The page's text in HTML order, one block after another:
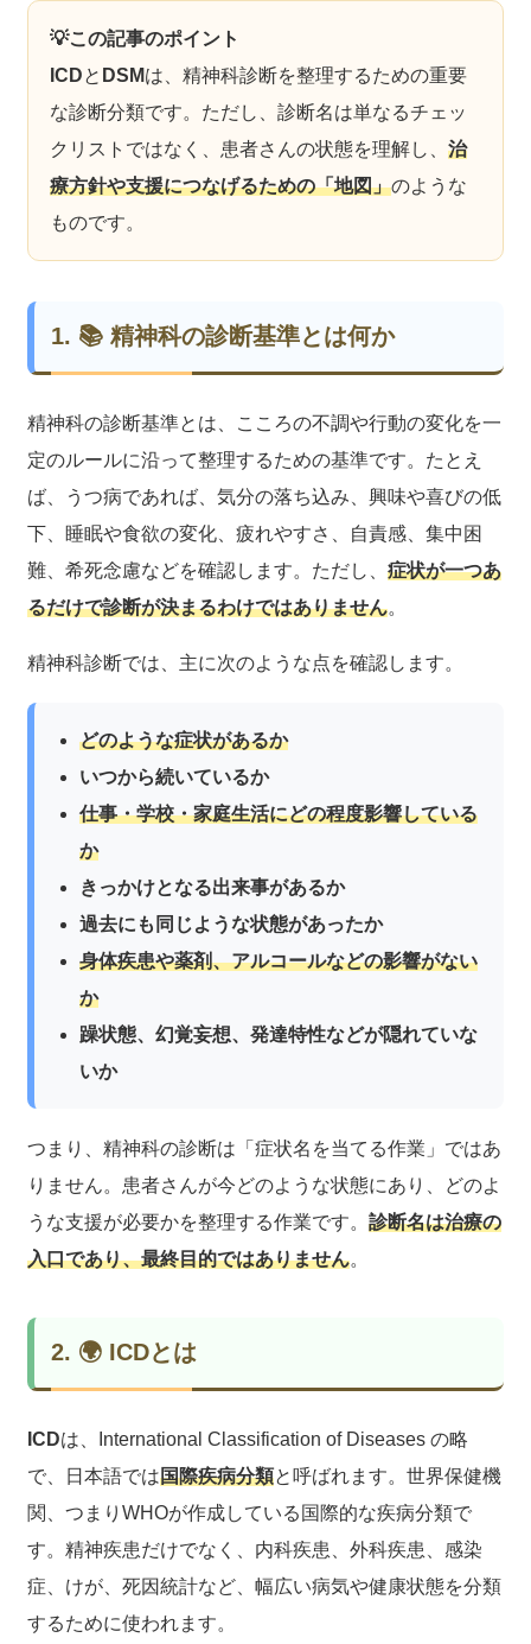
💡この記事のポイント
ICDと DSMは、精神科診断を整理するための重要
な診断分類です。ただし、診断名は単なるチェッ
クリストではなく、患者さんの状態を理解し、治
療方針や支援につなげるための「地図」のような
ものです。
1. 📚 精神科の診断基準とは何か
精神科の診断基準とは、こころの不調や行動の変化を一
定のルールに沿って整理するための基準です。たとえ
ば、うつ病であれば、気分の落ち込み、興味や喜びの低
下、睡眠や食欲の変化、疲れやすさ、自責感、集中困
難、希死念慮などを確認します。ただし、症状が一つあ
るだけで診断が決まるわけではありません。
精神科診断では、主に次のような点を確認します。
どのような症状があるか
いつから続いているか
仕事・学校・家庭生活にどの程度影響している
か
きっかけとなる出来事があるか
過去にも同じような状態があったか
身体疾患や薬剤、アルコールなどの影響がない
か
躁状態、幻覚妄想、発達特性などが隠れていな
いか
つまり、精神科の診断は「症状名を当てる作業」ではあ
りません。患者さんが今どのような状態にあり、どのよ
うな支援が必要かを整理する作業です。診断名は治療の
入口であり、最終目的ではありません。
2. 🌍 ICDとは
ICDは、International Classification of Diseases の略
で、日本語では国際疾病分類と呼ばれます。世界保健機
関、つまりWHOが作成している国際的な疾病分類で
す。精神疾患だけでなく、内科疾患、外科疾患、感染
症、けが、死因統計など、幅広い病気や健康状態を分類
するために使われます。